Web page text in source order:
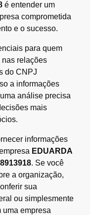
é entender um
comprometida
e o sucesso.
para quem
nas relações
do CNPJ
a informações
análise precisa
mais
informações
EDUARDA
. Se você
a organização,
sua
ou simplesmente
uma empresa